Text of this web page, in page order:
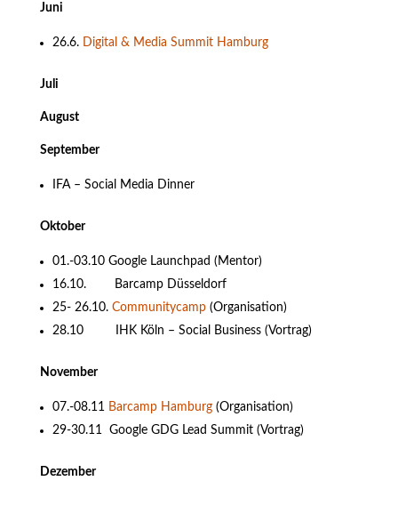
Juni
26.6. Digital & Media Summit Hamburg
Juli
August
September
IFA – Social Media Dinner
Oktober
01.-03.10 Google Launchpad (Mentor)
16.10. Barcamp Düsseldorf
25- 26.10. Communitycamp(Organisation)
28.10 IHK Köln – Social Business (Vortrag)
November
07.-08.11 Barcamp Hamburg (Organisation)
29-30.11 Google GDG Lead Summit (Vortrag)
Dezember